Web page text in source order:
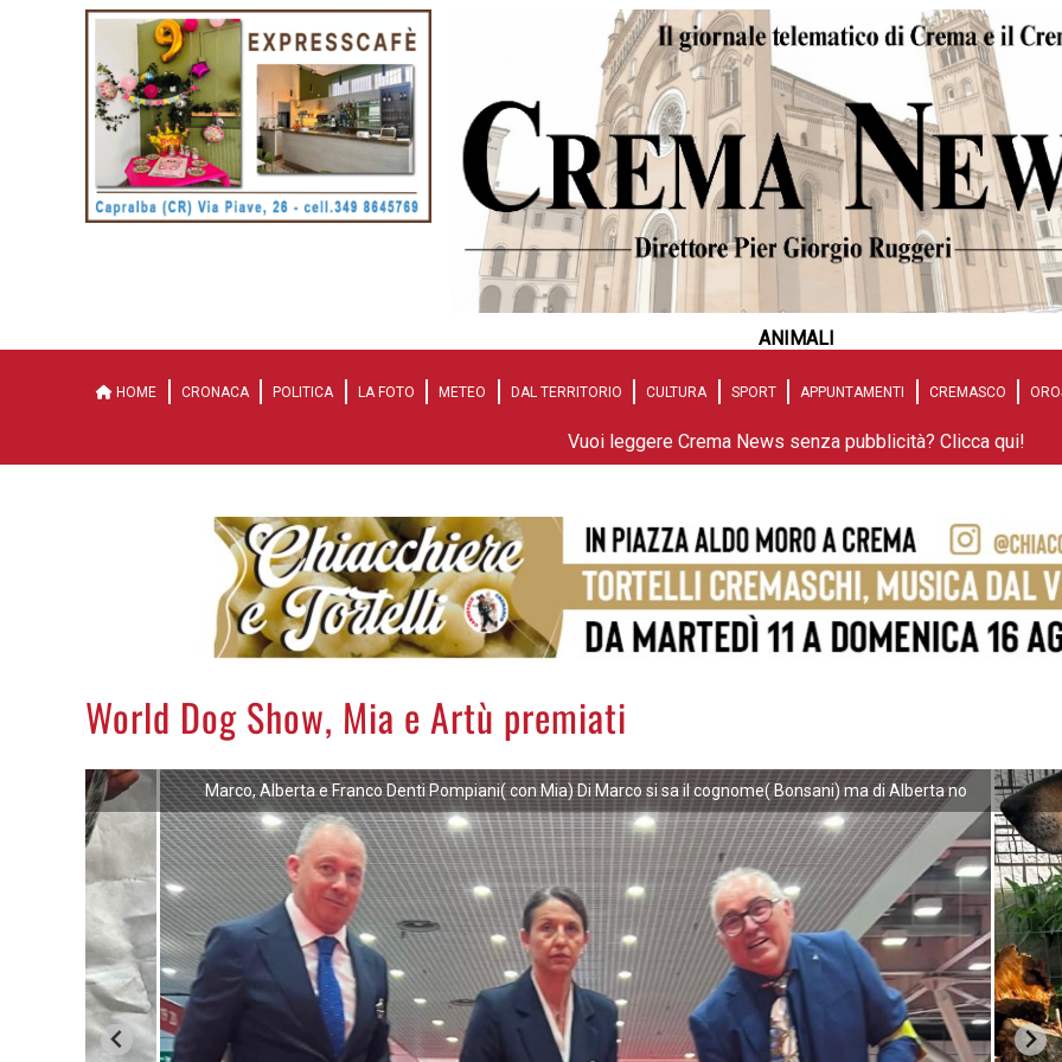
ANIMALI
HOME CRONACA POLITICA LA FOTO METEO DAL TERRITORIO CULTURA SPORT APPUNTAMENTI CREMASCO
Vuoi leggere Crema News senza pubblicità? Clicca qui!
World Dog Show, Mia e Artù premiati
Marco, Alberta e Franco Denti Pompiani( con Mia) Di Marco si sa il cognome( Bonsani) ma di Alberta no